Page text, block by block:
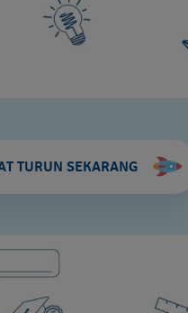
TURUN SEKARANG